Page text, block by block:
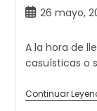
Publicación
la
entrada:
26 mayo,
A la hora de
casuísticas o
Continuar